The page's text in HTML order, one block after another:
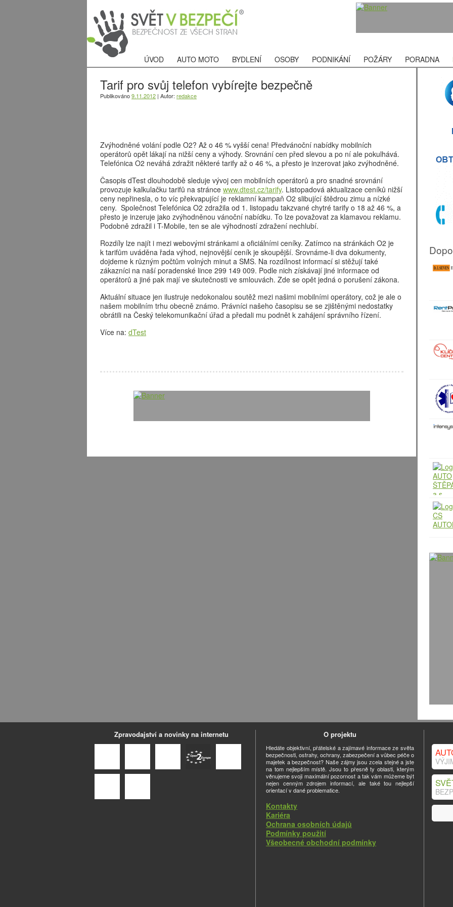
ÚVOD AUTO MOTO BYDLENÍ OSOBY PODNIKÁNÍ POŽÁRY PORADNA
Tarif pro svůj telefon vybírejte bezpečně
Publikováno9.11.2012 | Autor: redakce
Zvýhodněné volání podle O2? Až o 46 % vyšší cena! Předvánoční nabídky mobilních
operátorů opět lákají na nižší ceny a výhody. Srovnání cen před slevou a po ní ale pokulhává.
Telefónica O2 neváhá zdražit některé tarify až o 46 %, a přesto je inzerovat jako zvýhodněné.
Časopis dTest dlouhodobě sleduje vývoj cen mobilních operátorů a pro snadné srovnání
provozuje kalkulačku tarifů na stránce www.dtest.cz/tarify. Listopadová aktualizace ceníků nižší
ceny nepřinesla, o to víc překvapující je reklamní kampaň O2 slibující štědrou zimu a nízké
ceny. Společnost Telefónica O2 zdražila od 1. listopadu takzvané chytré tarify o 18 až 46 %, a
přesto je inzeruje jako zvýhodněnou vánoční nabídku. To lze považovat za klamavou reklamu.
Podobně zdražil i T-Mobile, ten se ale výhodností zdražení nechlubí.
Rozdíly lze najít i mezi webovými stránkami a oficiálními ceníky. Zatímco na stránkách O2 je
k tarifům uváděna řada výhod, nejnovější ceník je skoupější. Srovnáme-li dva dokumenty,
dojdeme k různým počtům volných minut a SMS. Na rozdílnost informací si stěžují také
zákazníci na naší poradenské lince 299 149 009. Podle nich získávají jiné informace od
operátorů a jiné pak mají ve skutečnosti ve smlouvách. Zde se opět jedná o porušení zákona.
Aktuální situace jen ilustruje nedokonalou soutěž mezi našimi mobilními operátory, což je ale o
našem mobilním trhu obecně známo. Právníci našeho časopisu se se zjištěnými nedostatky
obrátili na Český telekomunikační úřad a předali mu podnět k zahájení správního řízení.
Více na: dTest
Zpravodajství a novinky na internetu O projektu
Hledáte objektivní, přátelské a zajímavé informace ze světa
bezpečnosti, ostrahy, ochrany, zabezpečení a vůbec péče o
majetek a bezpečnost? Naše zájmy jsou zcela stejné a jste
na tom nejlepším místě. Jsou to přesně ty oblasti, kterým
věnujeme svoji maximální pozornost a tak vám můžeme být
nejen cenným zdrojem informací, ale také tou nejlepší
orientací v dané problematice.
Kontakty
Kariéra
Ochrana osobních údajů
Podmínky použití
Všeobecné obchodní podmínky